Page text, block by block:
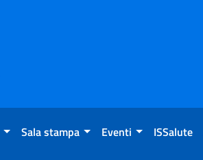
Sala stampa Eventi ISSalute